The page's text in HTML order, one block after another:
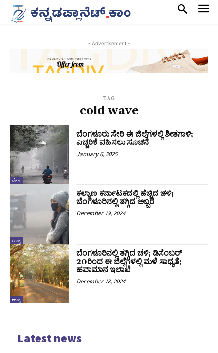
- Advertisement -
TAG
cold wave
ದೇಶ
ಬೆಂಗಳೂರು ಸೇರಿ ಈ ಜಿಲ್ಲೆಗಳಲ್ಲಿ ಶೀತಗಾಳಿ;
ಎಚ್ಚರಿಕೆ ವಹಿಸಲು ಸೂಚನೆ
January 6, 2025
ರಾಜ್ಯ
ಕಲ್ಯಾಣ ಕರ್ನಾಟಕದಲ್ಲಿ ಹೆಚ್ಚಿದ ಚಳಿ;
ಬೆಂಗಳೂರಿನಲ್ಲಿ ತಗ್ಗಿದ ಅಬ್ಬರ
December 19, 2024
ರಾಜ್ಯ
ಬೆಂಗಳೂರಿನಲ್ಲಿ ತಗ್ಗಿದ ಚಳಿ; ಡಿಸೆಂಬರ್
20ರಿಂದ ಈ ಜಿಲ್ಲೆಗಳಲ್ಲಿ ಮಳೆ ಸಾಧ್ಯತೆ;
ಹವಾಮಾನ ಇಲಾಖೆ
December 18, 2024
Latest news